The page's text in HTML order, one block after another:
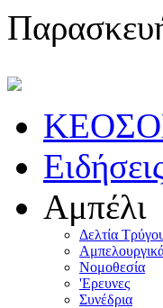
Αμπέλι
Δελτία
Nομοθεσία
'Eρευνες
Συνέδρια